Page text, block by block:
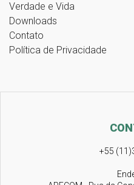
Verdade e Vida
Downloads
Contato
Política de Privacidade
+55